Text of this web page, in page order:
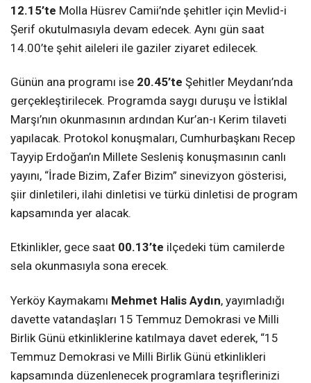
12.15’te Molla Hüsrev Camii’nde şehitler için Mevlid-i
Şerif okutulmasıyla devam edecek. Aynı gün saat
14.00’te şehit aileleri ile gaziler ziyaret edilecek.
Günün ana programı ise 20.45’te Şehitler Meydanı’nda
gerçekleştirilecek. Programda saygı duruşu ve İstiklal
Marşı’nın okunmasının ardından Kur’an-ı Kerim tilaveti
yapılacak. Protokol konuşmaları, Cumhurbaşkanı Recep
Tayyip Erdoğan’ın Millete Sesleniş konuşmasının canlı
yayını, “İrade Bizim, Zafer Bizim” sinevizyon gösterisi,
şiir dinletileri, ilahi dinletisi ve türkü dinletisi de program
kapsamında yer alacak.
Etkinlikler, gece saat 00.13’te ilçedeki tüm camilerde
sela okunmasıyla sona erecek.
Yerköy Kaymakamı Mehmet Halis Aydın, yayımladığı
davette vatandaşları 15 Temmuz Demokrasi ve Milli
Birlik Günü etkinliklerine katılmaya davet ederek, “15
Temmuz Demokrasi ve Milli Birlik Günü etkinlikleri
kapsamında düzenlenecek programlara teşriflerinizi